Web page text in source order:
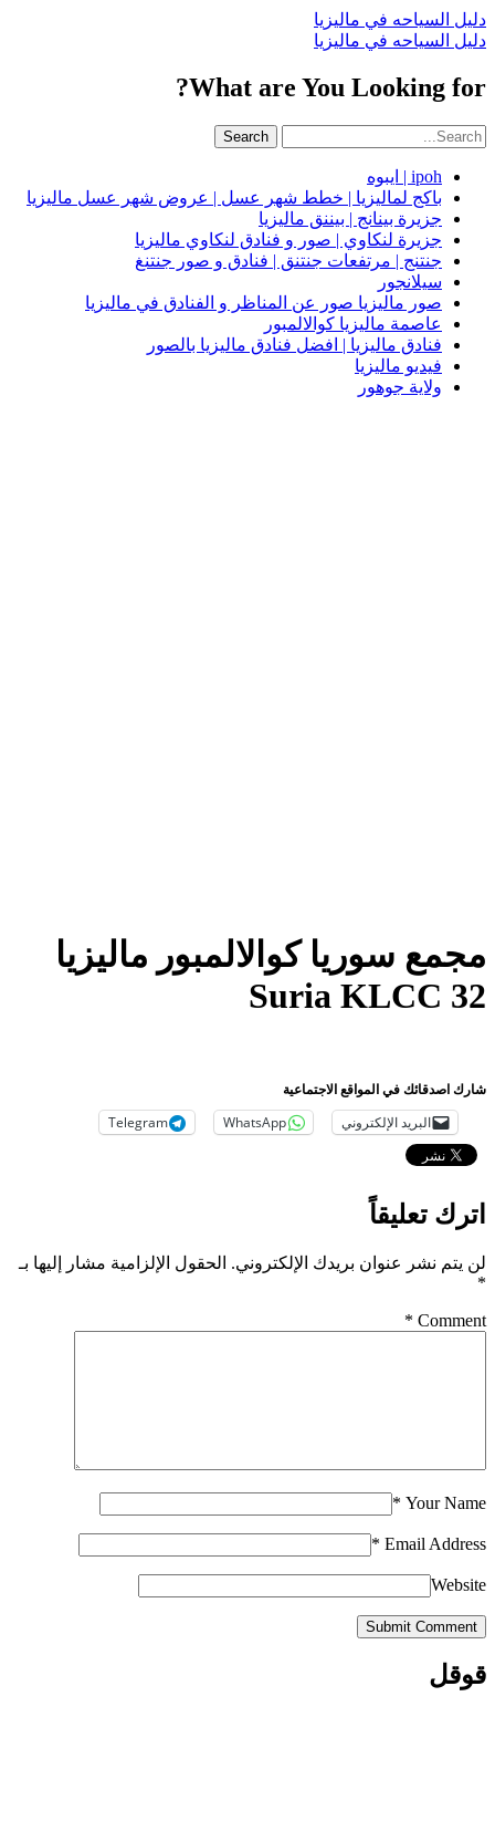
دليل السياحه في ماليزيا
دليل السياحه في ماليزيا
What are You Looking for?
Search
ipoh | ايبوه
باكج لماليزيا | خطط شهر عسل | عروض شهر عسل ماليزيا
جزيرة بينانج | بيننق ماليزيا
جزيرة لنكاوي | صور و فنادق لنكاوي ماليزيا
جنتنج | مرتفعات جنتنق | فنادق و صور جنتنغ
سيلانجور
صور ماليزيا صور عن المناظر و الفنادق في ماليزيا
عاصمة ماليزيا كوالالمبور
فنادق ماليزيا | افضل فنادق ماليزيا بالصور
فيديو ماليزيا
ولاية جوهور
مجمع سوريا كوالالمبور ماليزيا
Suria KLCC 32
شارك اصدقائك في المواقع الاجتماعية
البريد الإلكتروني WhatsApp
Telegram
اترك تعليقاً
لن يتم نشر عنوان بريدك الإلكتروني. الحقول الإلزامية مشار إليها بـ
*
Comment
*
Your Name
*
Email Address
*
Website
Submit Comment
قوقل